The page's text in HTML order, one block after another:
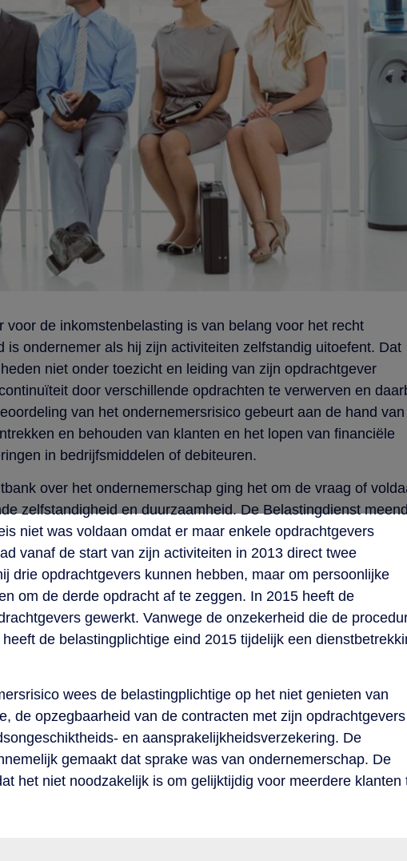
voor de inkomstenbelasting is van belang voor het recht
is ondernemer als hij zijn activiteiten zelfstandig uitoefent. Dat
niet onder toezicht en leiding van zijn opdrachtgever
door verschillende opdrachten te verwerven en
van het ondernemersrisico gebeurt aan de hand van
en behouden van klanten en het lopen van financiële
in bedrijfsmiddelen of debiteuren.
over het ondernemerschap ging het om de vraag of
zelfstandigheid en duurzaamheid. De Belastingdienst
niet was voldaan omdat er maar enkele opdrachtgevers
vanaf de start van zijn activiteiten in 2013 direct twee
drie opdrachtgevers kunnen hebben, maar om persoonlijke
om de derde opdracht af te zeggen. In 2015 heeft de
gewerkt. Vanwege de onzekerheid die de
de belastingplichtige eind 2015 tijdelijk een
wees de belastingplichtige op het niet genieten van
de opzegbaarheid van de contracten met zijn
en aansprakelijkheidsverzekering. De
gemaakt dat sprake was van ondernemerschap. De
het niet noodzakelijk is om gelijktijdig voor meerdere klanten